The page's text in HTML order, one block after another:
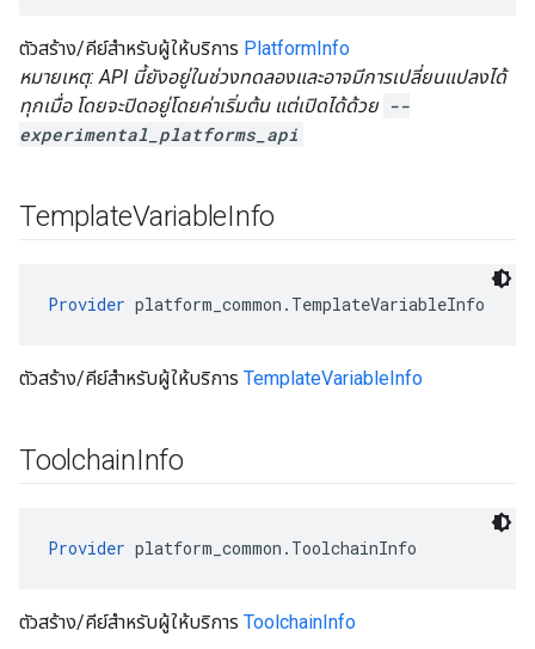
ตัวสร้าง/คีย์สำหรับผู้ให้บริการ PlatformInfo
หมายเหตุ: API นี้ยังอยู่ในช่วงทดลองและอาจมีการเปลี่ยนแปลงได้
ทุกเมื่อ โดยจะปิดอยู่โดยค่าเริ่มต้น แต่เปิดได้ด้วย --
experimental_platforms_api
TemplateVariableInfo
Provider platform_common.TemplateVariableInfo
ตัวสร้าง/คีย์สำหรับผู้ให้บริการ TemplateVariableInfo
ToolchainInfo
Provider platform_common.ToolchainInfo
ตัวสร้าง/คีย์สำหรับผู้ให้บริการ ToolchainInfo